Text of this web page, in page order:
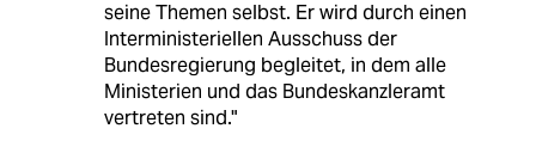
seine Themen selbst. Er wird durch einen
Interministeriellen Ausschuss der
Bundesregierung begleitet, in dem alle
Ministerien und das Bundeskanzleramt
vertreten sind."